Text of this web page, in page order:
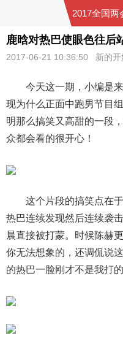
2017全国两
鹿晗对热巴使眼色往后
2017-06-21 10:36:50 新的开
今天这一期，小编是
现为什么正面中跑男节目
明那么搞笑又高甜的一段
众都会看的很开心！
这个片段的搞笑点在
热巴连续发现然后连续袭
晨直接被打蒙。时候陈赫
你无法想象的，还调侃说
的热巴一脸刚才不是我打